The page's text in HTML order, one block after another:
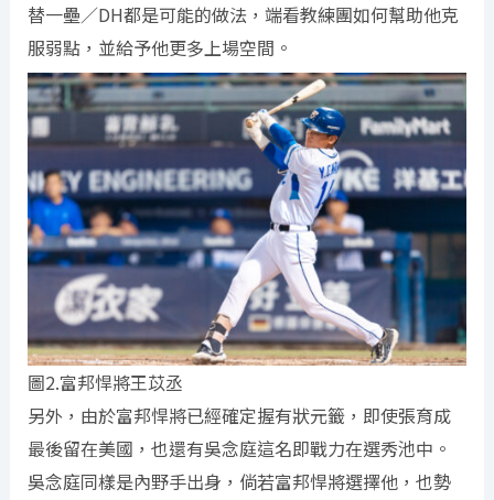
替一壘／DH都是可能的做法，端看教練團如何幫助他克
服弱點，並給予他更多上場空間。
圖2.富邦悍將王苡丞
另外，由於富邦悍將已經確定握有狀元籤，即使張育成
最後留在美國，也還有吳念庭這名即戰力在選秀池中。
吳念庭同樣是內野手出身，倘若富邦悍將選擇他，也勢